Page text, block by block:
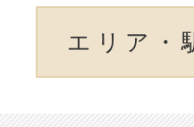
エリア・